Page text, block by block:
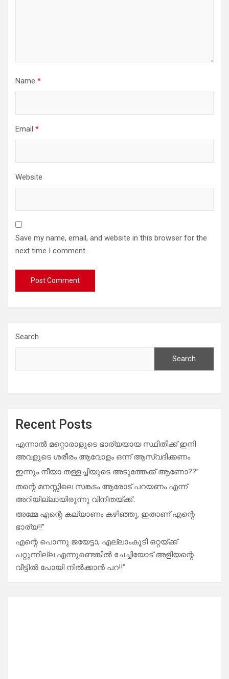
Name *
Email *
Website
Save my name, email, and website in this browser for the
next time I comment.
Search
Search
Recent Posts
എന്നാൽ മറ്റൊരാളുടെ ഭാര്യയായ സ്ഥിതിക്ക് ഇനി
അവളുടെ ശരീരം ആവോളം ഒന്ന് ആസ്വദിക്കണം
ഇന്നും നീയാ തള്ളച്ചിയുടെ അടുത്തേക്ക് ആണോ??”
തന്റെ മനസ്സിലെ സങ്കടം ആരോട് പറയണം എന്ന്
അറിയില്ലായിരുന്നു വിനീതയ്ക്ക്..
അമ്മേ എന്റെ കല്യാണം കഴിഞ്ഞു, ഇതാണ് എന്റെ
ഭാര്യ!!”
എന്റെ പൊന്നു ജയേട്ടാ, എല്ലാംകൂടി ഒറ്റയ്ക്ക്
പറ്റുന്നില്ല എന്നുണ്ടെങ്കിൽ ചേച്ചിയോട് അളിയന്റെ
വീട്ടിൽ പോയി നിൽക്കാൻ പറ!!”